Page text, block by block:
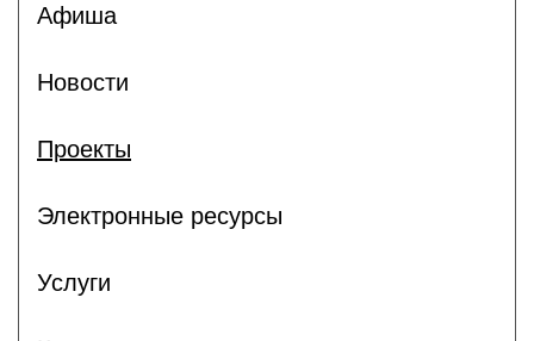
Афиша
Новости
Проекты
Электронные ресурсы
Услуги